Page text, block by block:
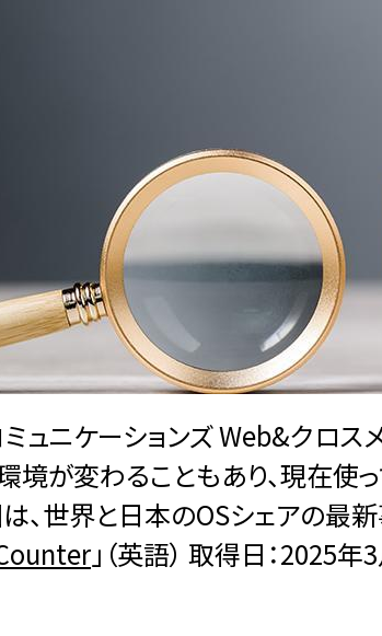
ュニケーションズ Web&クロス
境が変わることもあり、現在使
、世界と日本のOSシェアの最
」（英語） 取得日：2025年